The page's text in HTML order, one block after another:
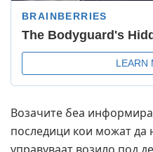
Возачите беа
последици кои можат да